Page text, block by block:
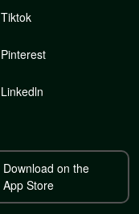
Tiktok
Pinterest
Linkedln
Download on the
App Store